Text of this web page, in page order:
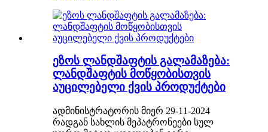
ეზოს ლანდშაფტის გალამაზება:
ლანდშაფტის მოწყობისთვის
აუცილებელი ქვის პროდუქტები
ადმინისტრატორის მიერ 29-11-2024
რადგან სახლის მეპატრონეები სულ